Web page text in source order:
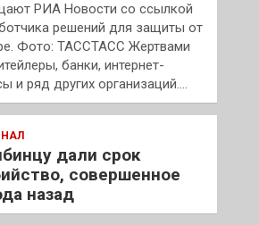
РИА Новости со ссылкой
решений для защиты от
Фото: ТАССТАСС Жертвами
банки, интернет-
и ряд других организаций.…
дали срок
совершенное
назад